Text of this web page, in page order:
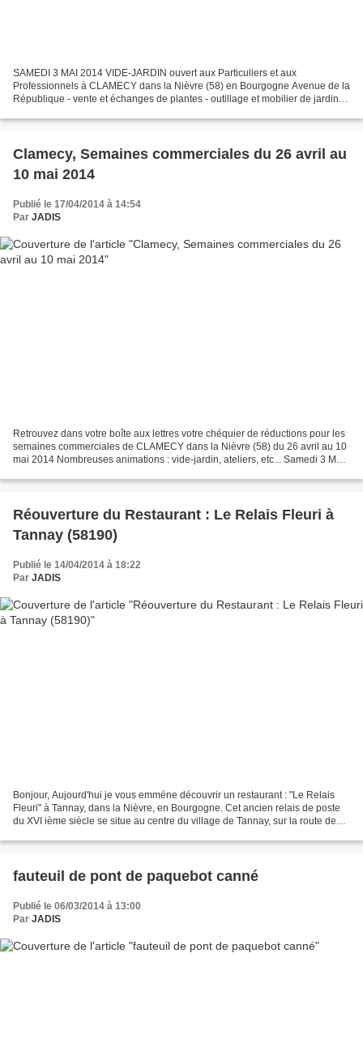
SAMEDI 3 MAI 2014 VIDE-JARDIN ouvert aux Particuliers et aux
Professionnels à CLAMECY dans la Nièvre (58) en Bourgogne Avenue de la
République - vente et échanges de plantes - outillage et mobilier de jardin -
Clamecy, Semaines commerciales du 26 avril au
10 mai 2014
Publié le 17/04/2014 à 14:54
Par JADIS
Retrouvez dans votre boîte aux lettres votre chéquier de réductions pour les
semaines commerciales de CLAMECY dans la Nièvre (58) du 26 avril au 10
mai 2014 Nombreuses animations : vide-jardin, ateliers, etc... Samedi 3 Mai
Réouverture du Restaurant : Le Relais Fleuri à
Tannay (58190)
Publié le 14/04/2014 à 18:22
Par JADIS
Bonjour, Aujourd'hui je vous emméne découvrir un restaurant : "Le Relais
Fleuri" à Tannay, dans la Nièvre, en Bourgogne. Cet ancien relais de poste
du XVI ième siècle se situe au centre du village de Tannay, sur la route des
fauteuil de pont de paquebot canné
Publié le 06/03/2014 à 13:00
Par JADIS